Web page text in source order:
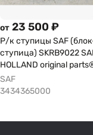
от 23 500 ₽
Р/к ступицы SAF
ступица) SKRB9022
HOLLAND original
SAF
3434365000